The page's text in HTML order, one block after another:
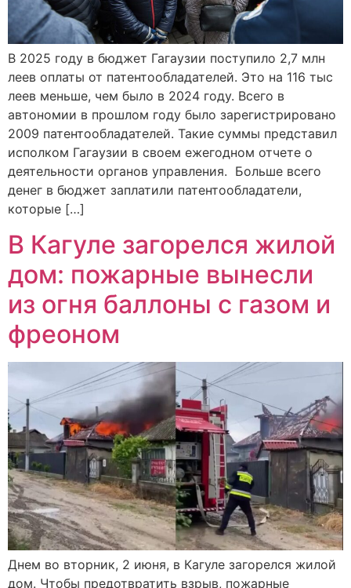
В 2025 году в бюджет Гагаузии поступило 2,7 млн
леев оплаты от патентообладателей. Это на 116 тыс
леев меньше, чем было в 2024 году. Всего в
автономии в прошлом году было зарегистрировано
2009 патентообладателей. Такие суммы представил
исполком Гагаузии в своем ежегодном отчете о
деятельности органов управления. Больше всего
денег в бюджет заплатили патентообладатели,
которые […]
В Кагуле загорелся жилой
дом: пожарные вынесли
из огня баллоны с газом и
фреоном
Днем во вторник, 2 июня, в Кагуле загорелся жилой
дом. Чтобы предотвратить взрыв, пожарные